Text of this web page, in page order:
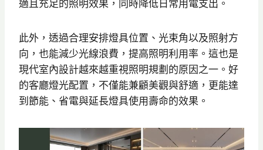
適且充足的照明效果，同時降低日常用電支出。
此外，透過合理安排燈具位置、光束角以及照射方
向，也能減少光線浪費，提高照明利用率。這也是
現代室內設計越來越重視照明規劃的原因之一。好
的客廳燈光配置，不僅能兼顧美觀與舒適，更能達
到節能、省電與延長燈具使用壽命的效果。